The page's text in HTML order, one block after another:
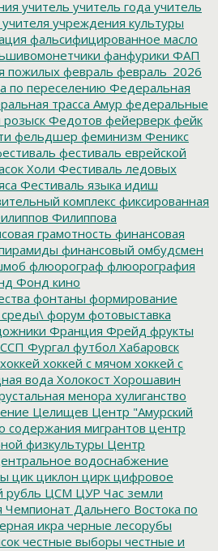
учитель учитель года учитель
учителя учреждения культуры
фальсифицированное масло
фанфурики ФАП
пожилых февраль февраль_2026
по переселению Федеральная
трасса Амур федеральные
Федотов фейерверк фейк
фельдшер феминизм Феникс
фестиваль еврейской
Холи Фестиваль ледовых
Фестиваль языка идиш
комплекс фиксированная
Филиппова
грамотность финансовая
финансовый омбудсмен
флюорограф флюорография
Фонд кино
фонтаны формирование
среды\ форум фотовыставка
Франция Фрейд фрукты
Фургал футбол Хабаровск
хоккей хоккей с мячом хоккей с
вода Холокост Хорошавин
менора хулиганство
Целищев Центр "Амурский
содержания мигрантов центр
физкультуры Центр
водоснабжение
цик циклон цирк цифровое
рубль ЦСМ ЦУР Час земли
Чемпионат Дальнего Востока по
икра черные лесорубы
честные выборы честные и